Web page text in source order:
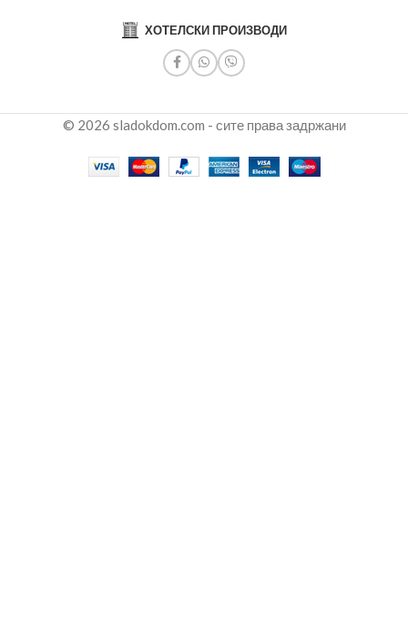
ХОТЕЛСКИ ПРОИЗВОДИ
© 2026 sladokdom.com - сите права задржани